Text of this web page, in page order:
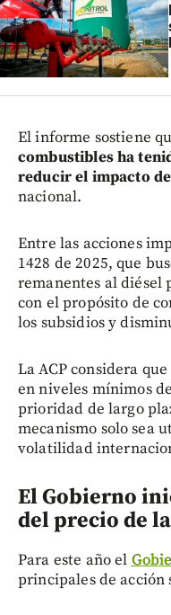
El informe sostiene
combustibles ha
reducir el impacto
nacional.
Entre las acciones
1428 de 2025, que
remanentes al diésel
con el propósito de
los subsidios y
La ACP considera
en niveles mínimos
prioridad de largo
mecanismo solo sea
volatilidad
El Gobierno
del precio de
Para este año el
principales de acción